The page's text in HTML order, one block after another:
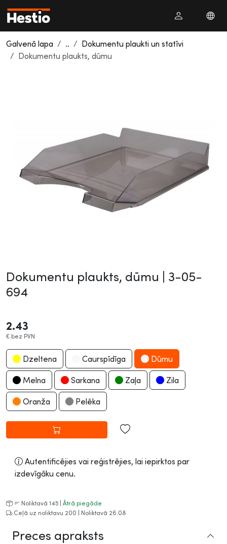
Galvenā lapa ..
Dokumentu plaukti un statīvi
Dokumentu plaukts, dūmu
Dokumentu plaukts, dūmu | 3-05-
694
2.43
€ bez PVN
Dzeltena Caurspīdīga Dūmu
Melna Sarkana Zaļa Zila
Oranža Pelēka
Autentificējies vai reģistrējies, lai iepirktos par
izdevīgāku cenu.
Noliktavā 145 | Ātrā piegāde
Ceļā uz noliktavu 200 | Noliktavā 26.08
Preces apraksts